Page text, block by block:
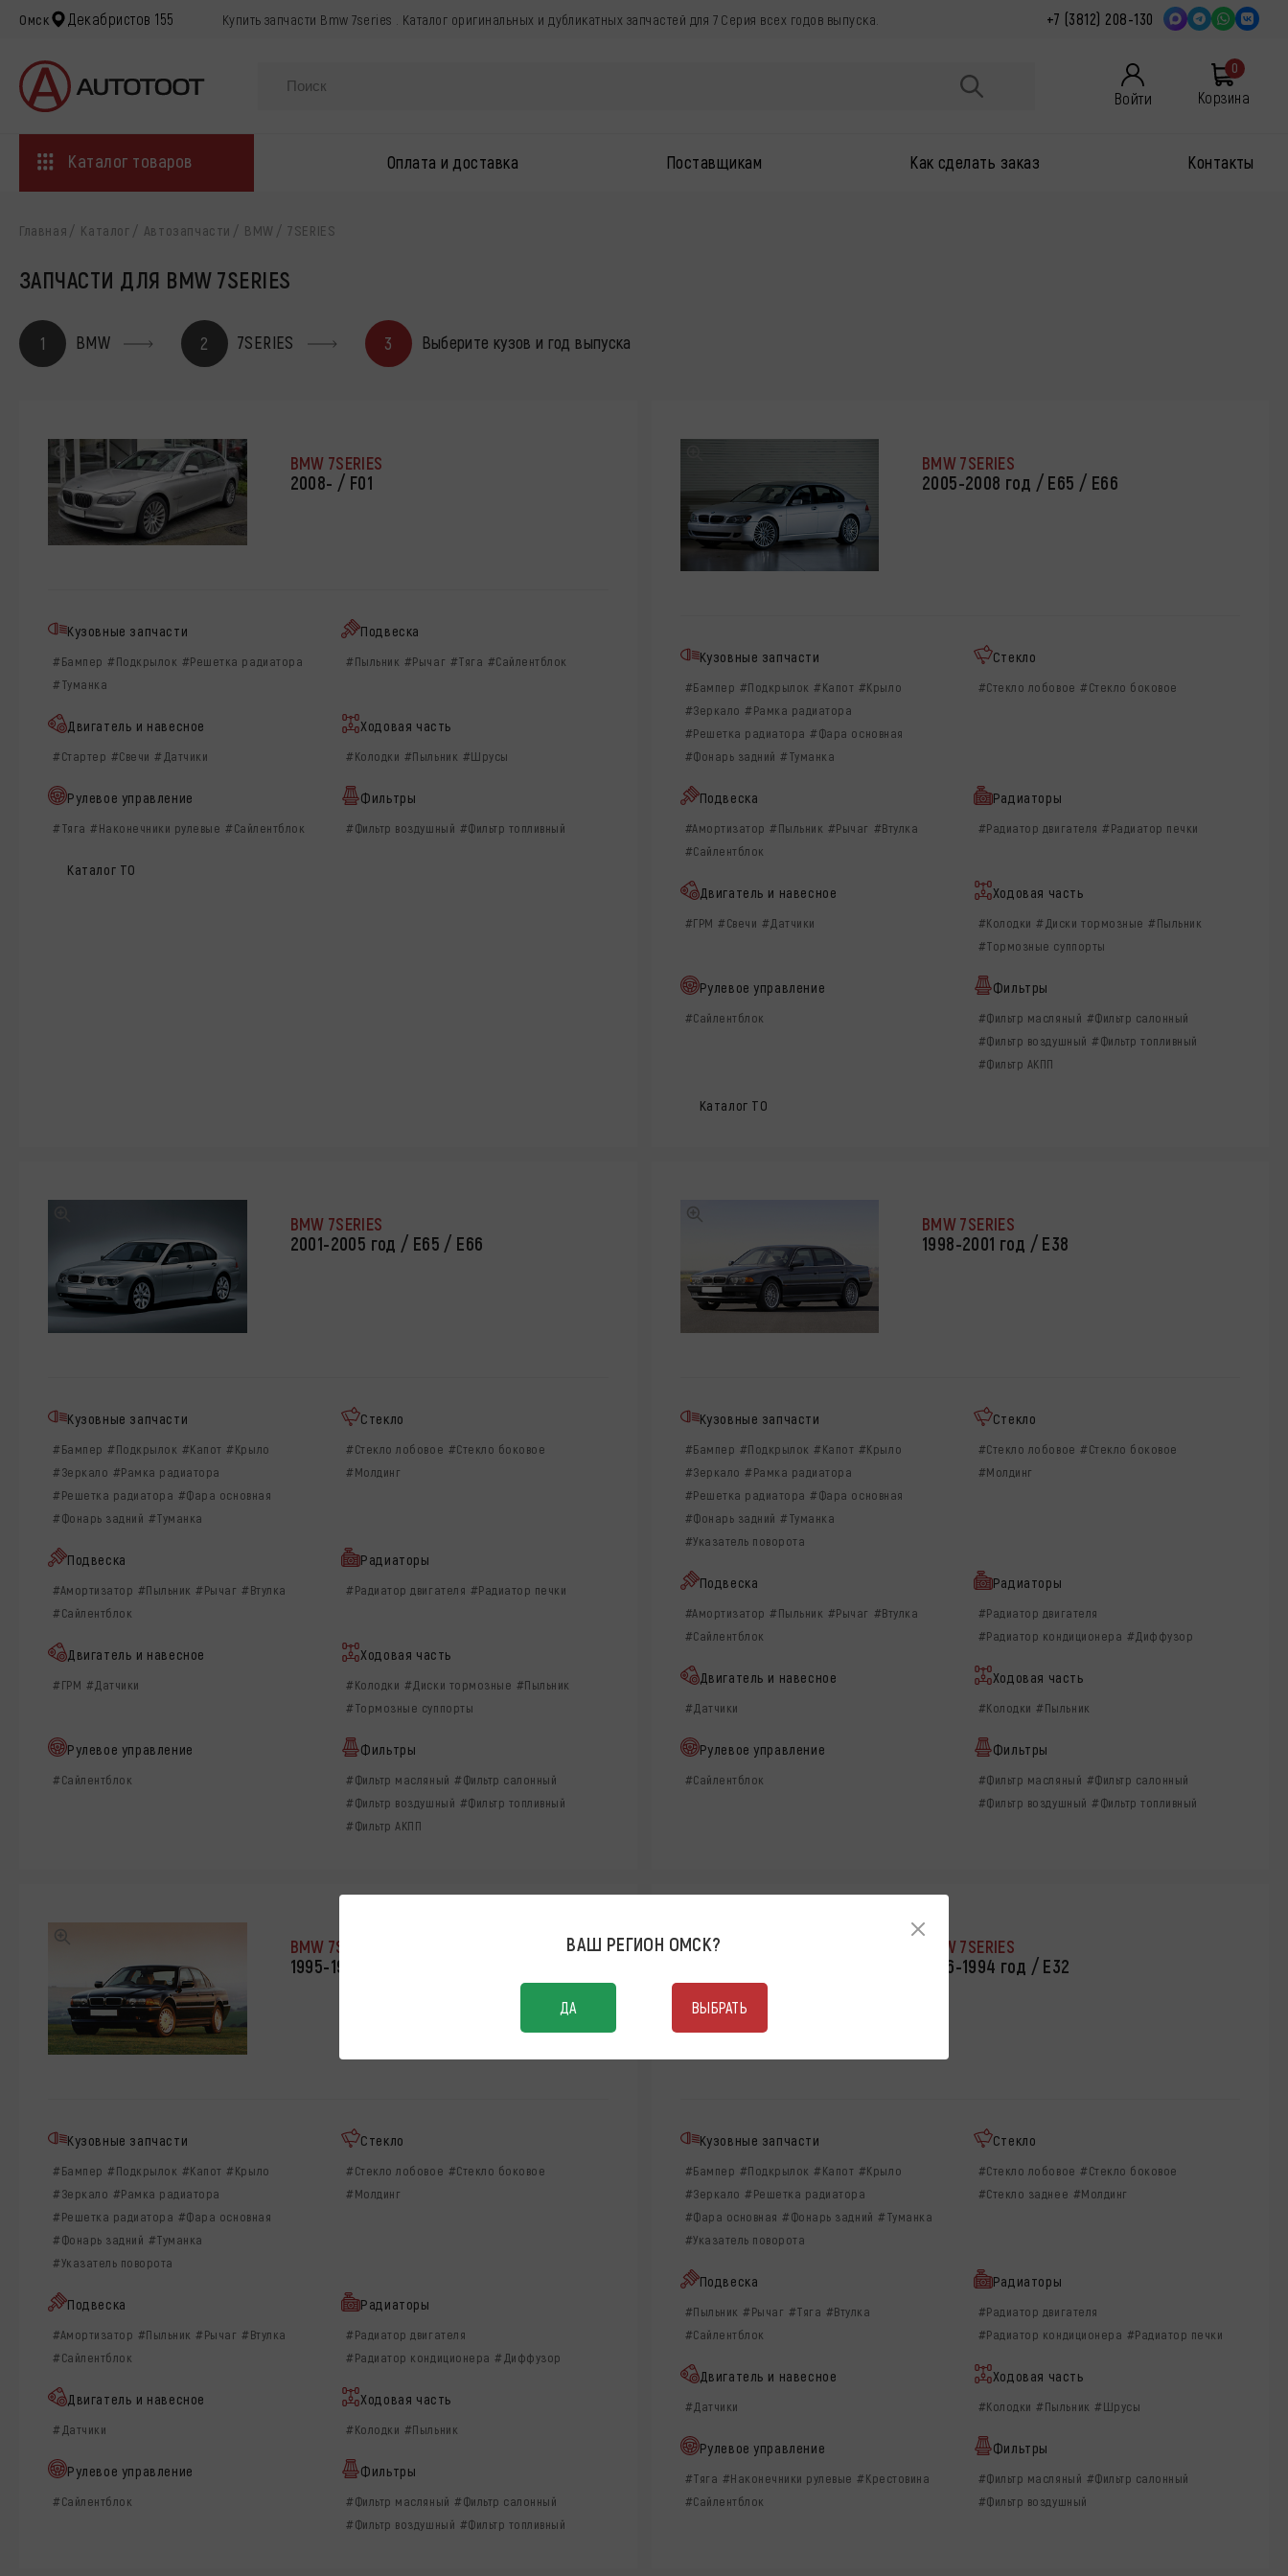
Омск Декабристов 155 Купить запчасти Bmw 7series . Каталог оригинальных и дубликатных запчастей для 7 Серия всех годов выпуска. +7 (3812) 208-130
Войти
0
Корзина
Каталог товаров Оплата и доставка Поставщикам Как сделать заказ Контакты
Главная Каталог Автозапчасти BMW 7SERIES
ЗАПЧАСТИ ДЛЯ BMW 7SERIES
1 BMW 2 7SERIES 3 Выберите кузов и год выпуска
BMW 7SERIES
2008- / F01
Кузовные запчасти
#Бампер #Подкрылок #Решетка радиатора
#Туманка
Подвеска
#Пыльник #Рычаг #Тяга #Сайлентблок
Двигатель и навесное
#Стартер #Свечи #Датчики
Ходовая часть
#Колодки #Пыльник #Шрусы
Рулевое управление
#Тяга #Наконечники рулевые #Сайлентблок
Фильтры
#Фильтр воздушный #Фильтр топливный
Каталог ТО
BMW 7SERIES
2005-2008 год / Е65 / E66
Кузовные запчасти
#Бампер #Подкрылок #Капот #Крыло
#Зеркало #Рамка радиатора
#Решетка радиатора #Фара основная
#Фонарь задний #Туманка
Стекло
#Стекло лобовое #Стекло боковое
Подвеска
#Амортизатор #Пыльник #Рычаг #Втулка
#Сайлентблок
Радиаторы
#Радиатор двигателя #Радиатор печки
Двигатель и навесное
#ГРМ #Свечи #Датчики
Ходовая часть
#Колодки #Диски тормозные #Пыльник
#Тормозные суппорты
Рулевое управление
#Сайлентблок
Фильтры
#Фильтр масляный #Фильтр салонный
#Фильтр воздушный #Фильтр топливный
#Фильтр АКПП
Каталог ТО
BMW 7SERIES
2001-2005 год / Е65 / E66
Кузовные запчасти
#Бампер #Подкрылок #Капот #Крыло
#Зеркало #Рамка радиатора
#Решетка радиатора #Фара основная
#Фонарь задний #Туманка
Стекло
#Стекло лобовое #Стекло боковое
#Молдинг
Подвеска
#Амортизатор #Пыльник #Рычаг #Втулка
#Сайлентблок
Радиаторы
#Радиатор двигателя #Радиатор печки
Двигатель и навесное
#ГРМ #Датчики
Ходовая часть
#Колодки #Диски тормозные #Пыльник
#Тормозные суппорты
Рулевое управление
#Сайлентблок
Фильтры
#Фильтр масляный #Фильтр салонный
#Фильтр воздушный #Фильтр топливный
#Фильтр АКПП
BMW 7SERIES
1998-2001 год / Е38
Кузовные запчасти
#Бампер #Подкрылок #Капот #Крыло
#Зеркало #Рамка радиатора
#Решетка радиатора #Фара основная
#Фонарь задний #Туманка
#Указатель поворота
Стекло
#Стекло лобовое #Стекло боковое
#Молдинг
Подвеска
#Амортизатор #Пыльник #Рычаг #Втулка
#Сайлентблок
Радиаторы
#Радиатор двигателя
#Радиатор кондиционера #Диффузор
Двигатель и навесное
#Датчики
Ходовая часть
#Колодки #Пыльник
Рулевое управление
#Сайлентблок
Фильтры
#Фильтр масляный #Фильтр салонный
#Фильтр воздушный #Фильтр топливный
BMW 7SERIES
1995-1998 год / Е38
Кузовные запчасти
#Бампер #Подкрылок #Капот #Крыло
#Зеркало #Рамка радиатора
#Решетка радиатора #Фара основная
#Фонарь задний #Туманка
#Указатель поворота
Стекло
#Стекло лобовое #Стекло боковое
#Молдинг
Подвеска
#Амортизатор #Пыльник #Рычаг #Втулка
#Сайлентблок
Радиаторы
#Радиатор двигателя
#Радиатор кондиционера #Диффузор
Двигатель и навесное
#Датчики
Ходовая часть
#Колодки #Пыльник
Рулевое управление
#Сайлентблок
Фильтры
#Фильтр масляный #Фильтр салонный
#Фильтр воздушный #Фильтр топливный
BMW 7SERIES
1986-1994 год / Е32
Кузовные запчасти
#Бампер #Подкрылок #Капот #Крыло
#Зеркало #Решетка радиатора
#Фара основная #Фонарь задний #Туманка
#Указатель поворота
Стекло
#Стекло лобовое #Стекло боковое
#Стекло заднее #Молдинг
Подвеска
#Пыльник #Рычаг #Тяга #Втулка
#Сайлентблок
Радиаторы
#Радиатор двигателя
#Радиатор кондиционера #Радиатор печки
Двигатель и навесное
#Датчики
Ходовая часть
#Колодки #Пыльник #Шрусы
Рулевое управление
#Тяга #Наконечники рулевые #Крестовина
#Сайлентблок
Фильтры
#Фильтр масляный #Фильтр салонный
#Фильтр воздушный
ВАШ РЕГИОН ОМСК?
ДА ВЫБРАТЬ